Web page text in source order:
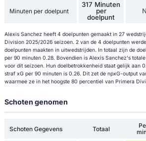
Minuten per doelpunt
317 Minuten
per
doelpunt
Alexis Sanchez heeft 4 doelpunten gemaakt in 27
Division 2025/2026 seizoen. 2 van de 4 doelpunten
doelpunten maakten in uitwedstrijden. In totaal zijn de
per 90 minuten 0.28. Bovendien is Alexis Sanchez's
voor dit seizoen. Hun doelbetrokkenheid staat gelijk aan
straf xG per 90 minuten is 0.26. Dit zet de npxG-output
waarmee ze in het hoogste 80 percentiel van Primera
Schoten genomen
Schoten Gegevens Totaal